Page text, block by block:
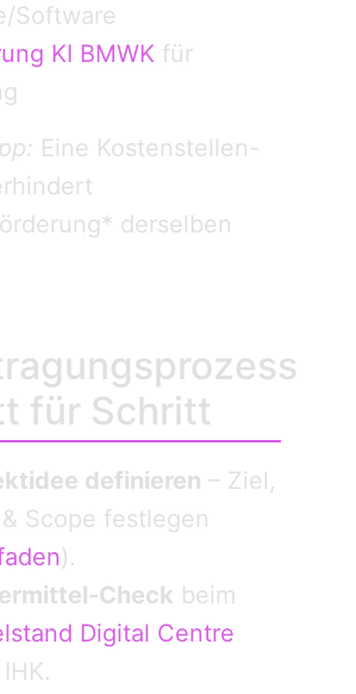
Software
KI BMWKfür
Eine Kostenstellen-
derselben
für Schritt
definieren – Ziel,
& Scope festlegen
).
Check beim
Digital Centre